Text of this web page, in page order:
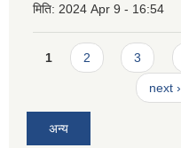
मिति: 2024 Apr 9 - 16:54
Pages
1 2 3
next ›
अन्य